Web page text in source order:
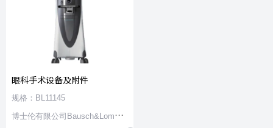
眼科手术设备及附件
规格：BL11145
博士伦有限公司Bausch&Lomb